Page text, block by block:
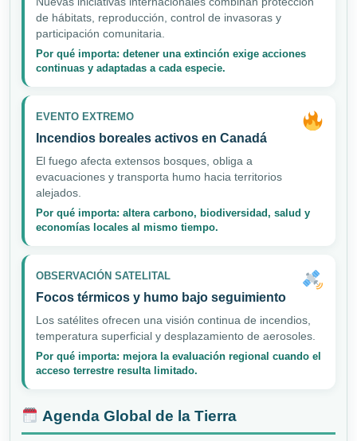
de hábitats, reproducción, control de invasoras y
participación comunitaria.
Por qué importa: detener una extinción exige acciones
continuas y adaptadas a cada especie.
EVENTO EXTREMO
Incendios boreales activos en Canadá
El fuego afecta extensos bosques, obliga a
evacuaciones y transporta humo hacia territorios
alejados.
Por qué importa: altera carbono, biodiversidad, salud y
economías locales al mismo tiempo.
OBSERVACIÓN SATELITAL
Focos térmicos y humo bajo seguimiento
Los satélites ofrecen una visión continua de incendios,
temperatura superficial y desplazamiento de aerosoles.
Por qué importa: mejora la evaluación regional cuando el
acceso terrestre resulta limitado.
Agenda Global de la Tierra